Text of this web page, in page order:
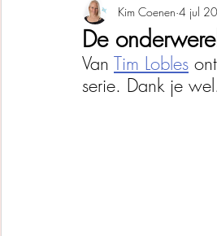
Uitgeverij Pelckmans
Overamstel Uitgevers
De
Kim Coenen 4 jul
Van Tim Lobles
serie. Dank je